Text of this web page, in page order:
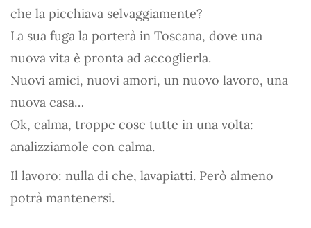
che la picchiava selvaggiamente?
La sua fuga la porterà in Toscana, dove una
nuova vita è pronta ad accoglierla.
Nuovi amici, nuovi amori, un nuovo lavoro, una
nuova casa…
Ok, calma, troppe cose tutte in una volta:
analizziamole con calma.
Il lavoro: nulla di che, lavapiatti. Però almeno
potrà mantenersi.